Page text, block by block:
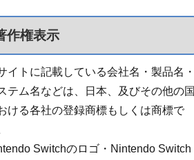
作権表示
イトに記載している会社名・製品名・
テム名などは、日本、及びその他の国
ける各社の登録商標もしくは商標で
Switchのロゴ・Nintendo Switch